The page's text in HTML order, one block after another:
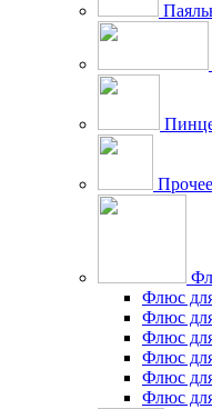
Флюс
Флюс
Флюс
Флюс
Флюс
Флюс